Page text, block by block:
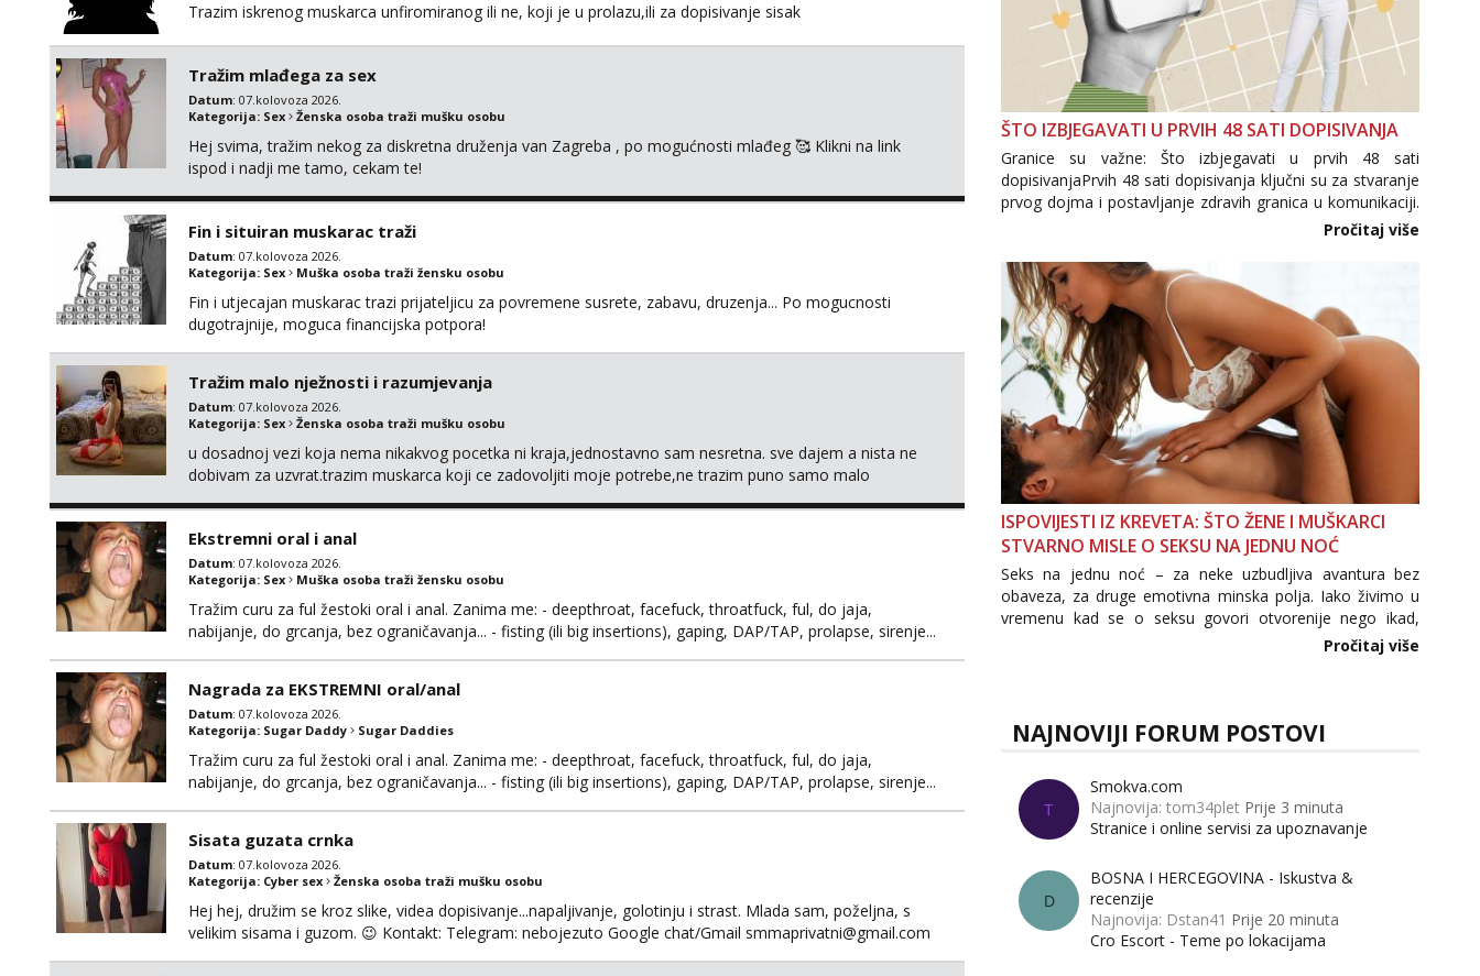
Trazim iskrenog muskarca unfiromiranog ili ne, koji je u prolazu,ili za dopisivanje sisak
Tražim mlađega za sex
Datum: 07.kolovoza 2026.
Kategorija: Sex Ženska osoba traži mušku osobu
Hej svima, tražim nekog za diskretna druženja van Zagreba , po mogućnosti mlađeg 🥰 Klikni na link
ispod i nadji me tamo, cekam te!
Fin i situiran muskarac traži
Datum: 07.kolovoza 2026.
Kategorija: Sex Muška osoba traži žensku osobu
Fin i utjecajan muskarac trazi prijateljicu za povremene susrete, zabavu, druzenja... Po mogucnosti
dugotrajnije, moguca financijska potpora!
Tražim malo nježnosti i razumjevanja
Datum: 07.kolovoza 2026.
Kategorija: Sex Ženska osoba traži mušku osobu
u dosadnoj vezi koja nema nikakvog pocetka ni kraja,jednostavno sam nesretna. sve dajem a nista ne
dobivam za uzvrat.trazim muskarca koji ce zadovoljiti moje potrebe,ne trazim puno samo malo
Ekstremni oral i anal
Datum: 07.kolovoza 2026.
Kategorija: Sex Muška osoba traži žensku osobu
Tražim curu za ful žestoki oral i anal. Zanima me: - deepthroat, facefuck, throatfuck, ful, do jaja,
nabijanje, do grcanja, bez ograničavanja... - fisting (ili big insertions), gaping, DAP/TAP, prolapse, sirenje...
Nagrada za EKSTREMNI oral/anal
Datum: 07.kolovoza 2026.
Kategorija: Sugar Daddy Sugar Daddies
Tražim curu za ful žestoki oral i anal. Zanima me: - deepthroat, facefuck, throatfuck, ful, do jaja,
nabijanje, do grcanja, bez ograničavanja... - fisting (ili big insertions), gaping, DAP/TAP, prolapse, sirenje...
Sisata guzata crnka
Datum: 07.kolovoza 2026.
Kategorija: Cyber sex Ženska osoba traži mušku osobu
Hej hej, družim se kroz slike, videa dopisivanje...napaljivanje, golotinju i strast. Mlada sam, poželjna, s
velikim sisama i guzom. 😉 Kontakt: Telegram: nebojezuto Google chat/Gmail smmaprivatni@gmail.com
ŠTO IZBJEGAVATI U PRVIH 48 SATI DOPISIVANJA
Granice su važne: Što izbjegavati u prvih 48 sati
dopisivanjaPrvih 48 sati dopisivanja ključni su za stvaranje
prvog dojma i postavljanje zdravih granica u komunikaciji.
Važno je izbjeći prebrzo otkrivanje osobnih ili intimnih
informacija, jer nepoznata osoba još nije zaslužila to
povjerenje. Takođe...
Pročitaj više
ISPOVIJESTI IZ KREVETA: ŠTO ŽENE I MUŠKARCI
STVARNO MISLE O SEKSU NA JEDNU NOĆ
Seks na jednu noć – za neke uzbudljiva avantura bez
obaveza, za druge emotivna minska polja. Iako živimo u
vremenu kad se o seksu govori otvorenije nego ikad,
tema „jedne noći strasti“ i dalje izaziva burne rasprave. Što
Pročitaj više
NAJNOVIJI FORUM POSTOVI
T
Smokva.com
Najnovija: tom34plet Prije 3 minuta
Stranice i online servisi za upoznavanje
D
BOSNA I HERCEGOVINA - Iskustva &
recenzije
Najnovija: Dstan41 Prije 20 minuta
Cro Escort - Teme po lokacijama